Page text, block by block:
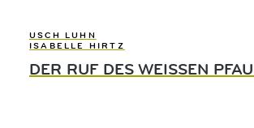
USCH LUHN
ISABELLE HIRTZ
DER RUF DES WEISSEN PFAUS